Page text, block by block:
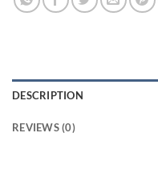
DESCRIPTION
REVIEWS (0)